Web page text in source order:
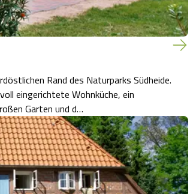
Rand des Naturparks Südheide.
Garten und d…